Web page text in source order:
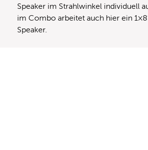
Speaker im Strahlwinkel individuell
im Combo arbeitet auch hier ein
Speaker.